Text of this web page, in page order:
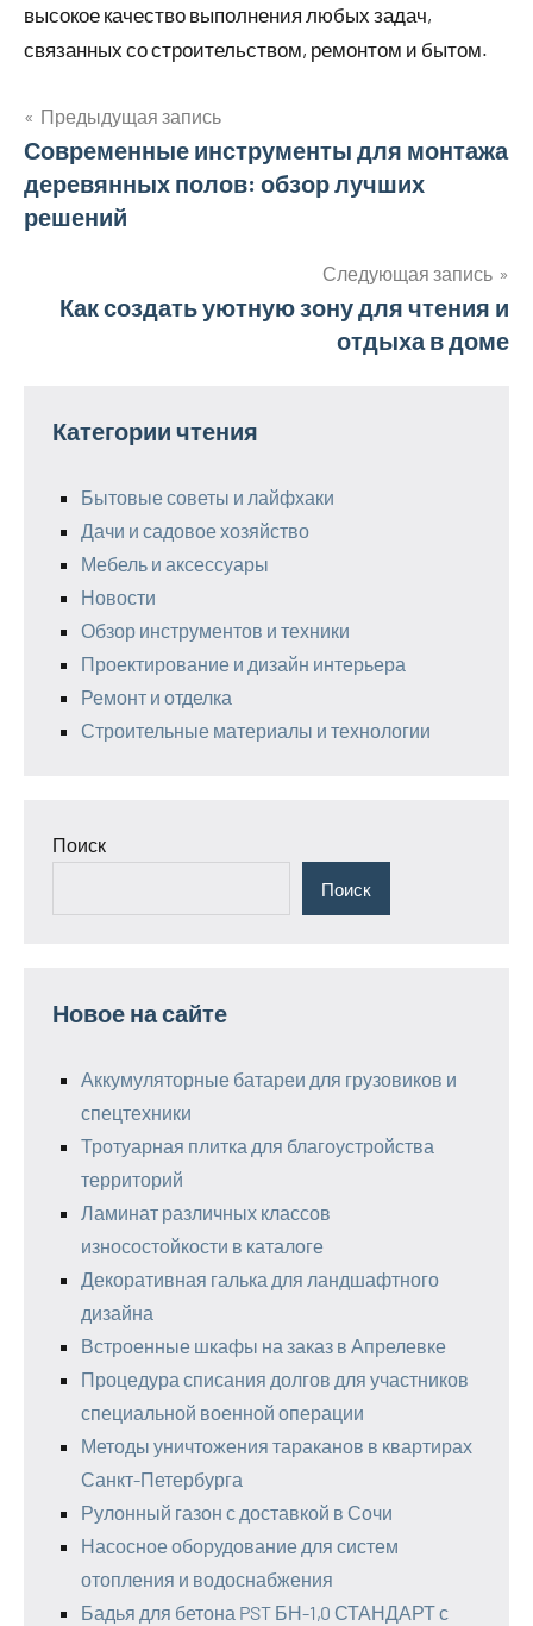
высокое качество выполнения любых задач,
связанных со строительством, ремонтом и бытом.
Навигация
по
Предыдущая запись
Современные инструменты для монтажа
деревянных полов: обзор лучших
решений
Следующая запись
Как создать уютную зону для чтения и
отдыха в доме
Категории чтения
Бытовые советы и лайфхаки
Дачи и садовое хозяйство
Мебель и аксессуары
Новости
Обзор инструментов и техники
Проектирование и дизайн интерьера
Ремонт и отделка
Строительные материалы и технологии
Поиск
Поиск
Новое на сайте
Аккумуляторные батареи для грузовиков и
спецтехники
Тротуарная плитка для благоустройства
территорий
Ламинат различных классов
износостойкости в каталоге
Декоративная галька для ландшафтного
дизайна
Встроенные шкафы на заказ в Апрелевке
Процедура списания долгов для участников
специальной военной операции
Методы уничтожения тараканов в квартирах
Санкт-Петербурга
Рулонный газон с доставкой в Сочи
Насосное оборудование для систем
отопления и водоснабжения
Бадья для бетона PST БН-1,0 СТАНДАРТ с